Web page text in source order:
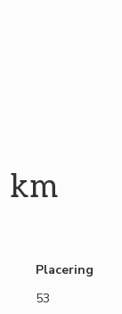
km
Placering
53